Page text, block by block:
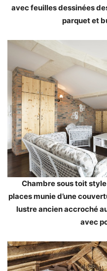
avec feuilles dessinées
parquet et
Chambre sous toit
places munie d’une
lustre ancien accroché
avec